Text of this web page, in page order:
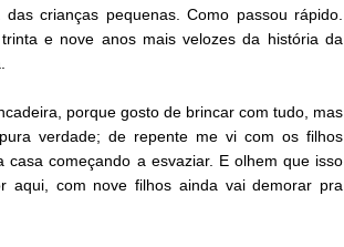
das crianças pequenas. Como passou rápido.
e nove anos mais velozes da história da
porque gosto de brincar com tudo, mas
verdade; de repente me vi com os filhos
casa começando a esvaziar. E olhem que isso
aqui, com nove filhos ainda vai demorar pra